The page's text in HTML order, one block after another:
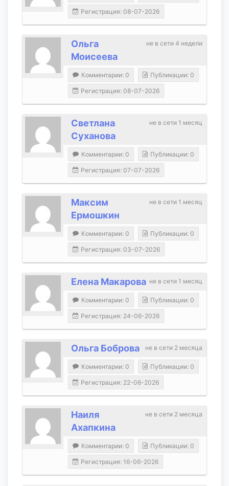
Регистрация: 08-07-2026
не в сети 4 недели
Ольга
Моисеева
Комментарии: 0 Публикации: 0
Регистрация: 08-07-2026
не в сети 1 месяц
Светлана
Суханова
Комментарии: 0 Публикации: 0
Регистрация: 07-07-2026
не в сети 1 месяц
Максим
Ермошкин
Комментарии: 0 Публикации: 0
Регистрация: 03-07-2026
не в сети 1 месяц
Елена Макарова
Комментарии: 0 Публикации: 0
Регистрация: 24-06-2026
не в сети 2 месяца
Ольга Боброва
Комментарии: 0 Публикации: 0
Регистрация: 22-06-2026
не в сети 2 месяца
Наиля
Ахапкина
Комментарии: 0 Публикации: 0
Регистрация: 16-06-2026